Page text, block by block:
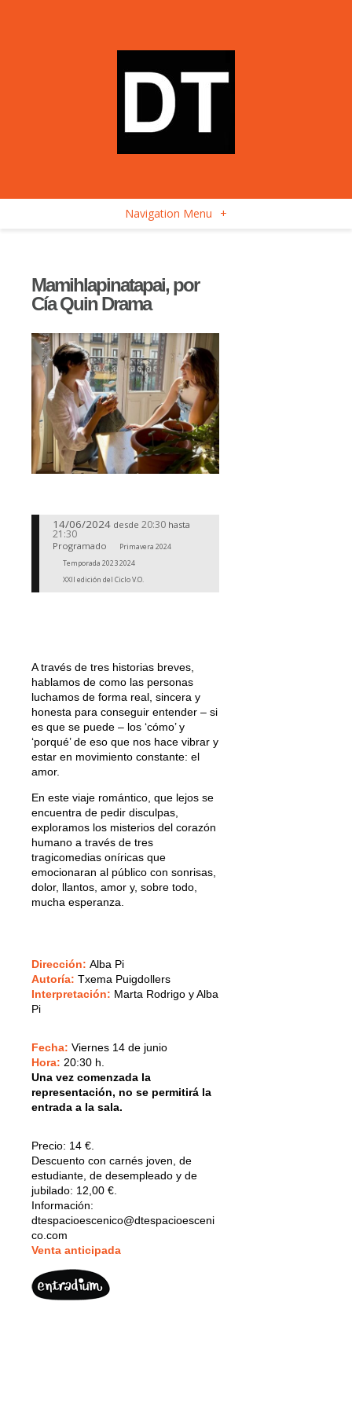
Navigation Menu +
Mamihlapinatapai, por
Cía Quin Drama
14/06/2024 desde 20:30 hasta
21:30
Programado
Primavera 2024
Temporada 2023 2024
XXII edición del Ciclo V.O.
A través de tres historias breves,
hablamos de como las personas
luchamos de forma real, sincera y
honesta para conseguir entender – si
es que se puede – los ‘cómo’ y
‘porqué’ de eso que nos hace vibrar y
estar en movimiento constante: el
amor.
En este viaje romántico, que lejos se
encuentra de pedir disculpas,
exploramos los misterios del corazón
humano a través de tres
tragicomedias oníricas que
emocionaran al público con sonrisas,
dolor, llantos, amor y, sobre todo,
mucha esperanza.
Dirección: Alba Pi
Autoría: Txema Puigdollers
Interpretación: Marta Rodrigo y Alba
Pi
Fecha: Viernes 14 de junio
Hora: 20:30 h.
Una vez comenzada la
representación, no se permitirá la
entrada a la sala.
Precio: 14 €.
Descuento con carnés joven, de
estudiante, de desempleado y de
jubilado: 12,00 €.
Información:
dtespacioescenico@dtespacioesceni
co.com
Venta anticipada